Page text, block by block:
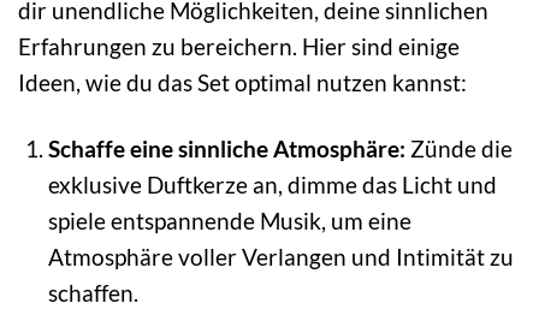
dir unendliche Möglichkeiten, deine sinnlichen
Erfahrungen zu bereichern. Hier sind einige
Ideen, wie du das Set optimal nutzen kannst:
Schaffe eine sinnliche Atmosphäre: Zünde die
exklusive Duftkerze an, dimme das Licht und
spiele entspannende Musik, um eine
Atmosphäre voller Verlangen und Intimität zu
schaffen.